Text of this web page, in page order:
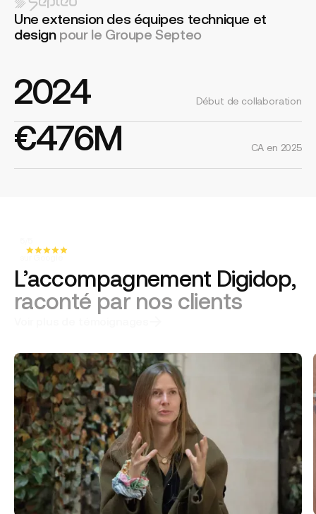
Une extension des équipes technique et
design pour le Groupe Septeo
2024 Début de collaboration
€476M CA en 2025
L’accompagnement Digidop,
raconté par nos clients